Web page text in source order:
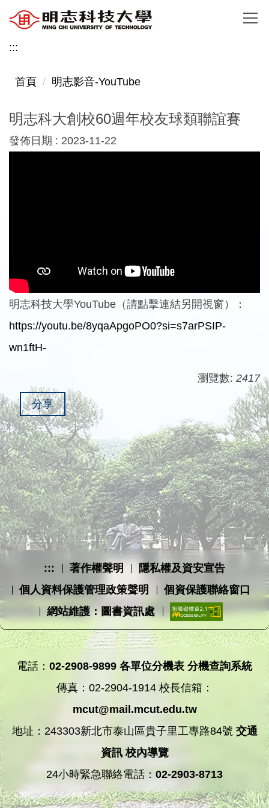
到
主
內
:::
首頁 明志影音-YouTube
明志科大創校60週年校友球類聯誼賽
發佈日期 : 2023-11-22
明志科技大學YouTube（請點擊連結另開視窗）：
https://youtu.be/8yqaApgoPO0?si=s7arPSIP-
wn1ftH-
瀏覽數: 2417
分享
::: 著作權聲明
隱私權及資安宣告
個人資料保護管理政策聲明
個資保護聯絡窗口
網站維護：圖書資訊處
電話： 02-2908-9899 各單位分機表 分機查詢系統
傳真：02-2904-1914 校長信箱：
mcut@mail.mcut.edu.tw
地址：243303新北市泰山區貴子里工專路84號 交通
資訊 校內導覽
24小時緊急聯絡電話： 02-2903-8713